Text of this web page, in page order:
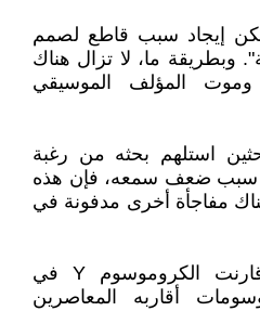
إيجاد سبب قاطع لصمم
وبطريقة ما، لا تزال هناك
وموت المؤلف الموسيقي
استلهم بحثه من رغبة
سبب ضعف سمعه، فإن هذه
مفاجأة أخرى مدفونة في
أظهرت دراسة إضافية، قارنت الكروموسوم Y في
أقاربه المعاصرين